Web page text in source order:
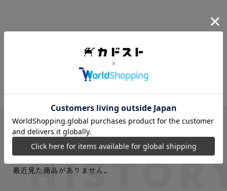
最近見た商品
最近見た商品がありません。